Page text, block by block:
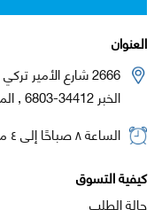
العنوان
2666 شارع الأمير تركي – الكورنيش , وحدة رقم 102
الخبر 34412-6803 , المملكة العربية السعودية
الساعة ٨ صباحًا إلى ٤ مساء من الأحد إلى الخميس
كيفية التسوق
حالة الطلب